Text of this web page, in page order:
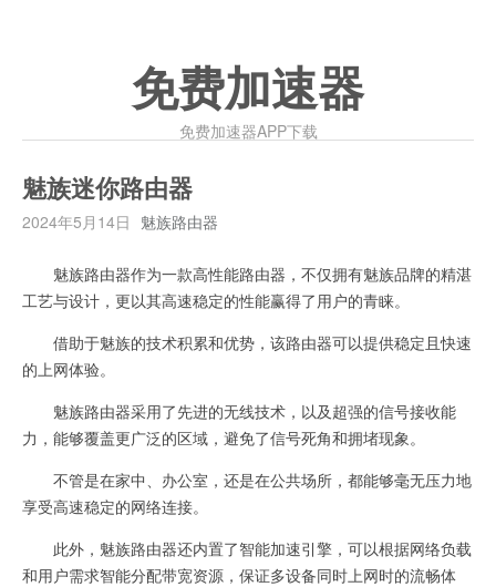
免费加速器
免费加速器APP下载
魅族迷你路由器
2024年5月14日 魅族路由器
魅族路由器作为一款高性能路由器，不仅拥有魅族品牌的精湛
工艺与设计，更以其高速稳定的性能赢得了用户的青睐。
借助于魅族的技术积累和优势，该路由器可以提供稳定且快速
的上网体验。
魅族路由器采用了先进的无线技术，以及超强的信号接收能
力，能够覆盖更广泛的区域，避免了信号死角和拥堵现象。
不管是在家中、办公室，还是在公共场所，都能够毫无压力地
享受高速稳定的网络连接。
此外，魅族路由器还内置了智能加速引擎，可以根据网络负载
和用户需求智能分配带宽资源，保证多设备同时上网时的流畅体